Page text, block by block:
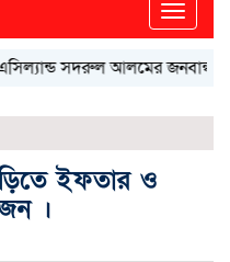
Toggle
সদরুল আলমের জনবান্ধব
ইফতার ও
।